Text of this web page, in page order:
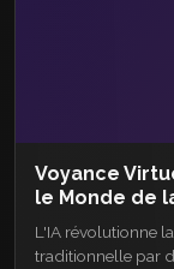
Voyance
le Monde de
L'IA révolutionne
traditionnelle par